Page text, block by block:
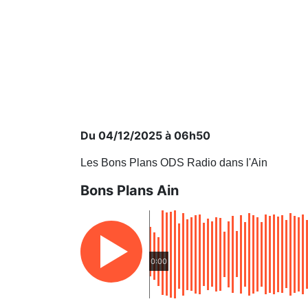
Du 04/12/2025 à 06h50
Les Bons Plans ODS Radio dans l'Ain
Bons Plans Ain
0:00